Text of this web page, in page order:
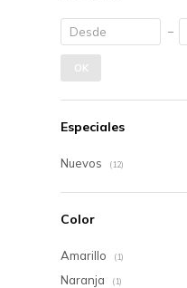
OK
Especiales
Nuevos (12)
Color
Amarillo (1)
Naranja (1)